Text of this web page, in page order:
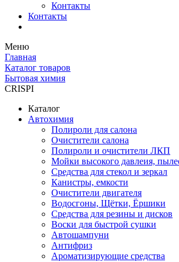
Контакты
Контакты
Меню
Главная
Каталог товаров
Бытовая химия
CRISPI
Каталог
Автохимия
Полироли для салона
Очистители салона
Полироли и очистители ЛКП
Мойки высокого давлеия,
Средства для стекол и зеркал
Канистры, емкости
Очистители двигателя
Водосгоны, Щётки, Ёршики
Средства для резины и дисков
Воски для быстрой сушки
Автошампуни
Антифриз
Ароматизирующие средства